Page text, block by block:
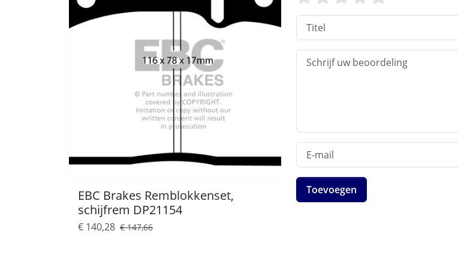
EBC Brakes Remblokkenset,
schijfrem DP21154
€ 140,28 € 147,66
Toevoegen